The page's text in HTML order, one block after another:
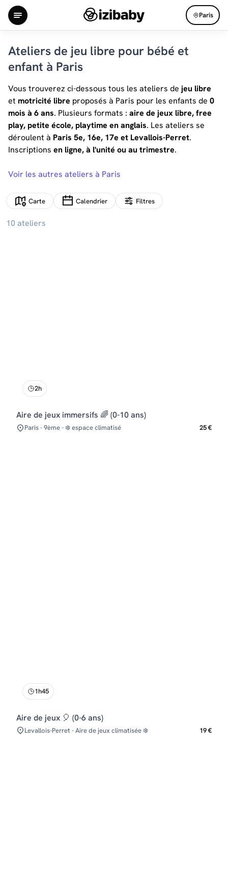
Paris
Ateliers de jeu libre pour bébé et
enfant à Paris
Vous trouverez ci-dessous tous les ateliers de jeu libre
et motricité libre proposés à Paris pour les enfants de 0
mois à 6 ans. Plusieurs formats : aire de jeux libre, free
play, petite école, playtime en anglais. Les ateliers se
déroulent à Paris 5e, 16e, 17e et Levallois-Perret.
Inscriptions en ligne, à l'unité ou au trimestre.
Voir les autres ateliers à Paris
Carte Calendrier Filtres
10 ateliers
2h
Aire de jeux immersifs 🌈 (0-10 ans)
Paris - 9ème - ❄️ espace climatisé 25 €
1h45
Aire de jeux 🎈 (0-6 ans)
Levallois-Perret - Aire de jeux climatisée ❄️ 19 €